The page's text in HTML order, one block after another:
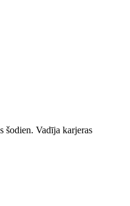
šodien. Vadīja karjeras